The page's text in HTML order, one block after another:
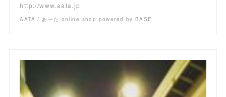
http://www.aata.jp
AATA / あーた online shop powered by BASE